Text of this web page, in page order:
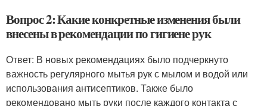
Вопрос 2: Какие конкретные изменения были
внесены в рекомендации по гигиене рук
Ответ: В новых рекомендациях было подчеркнуто
важность регулярного мытья рук с мылом и водой или
использования антисептиков. Также было
рекомендовано мыть руки после каждого контакта с